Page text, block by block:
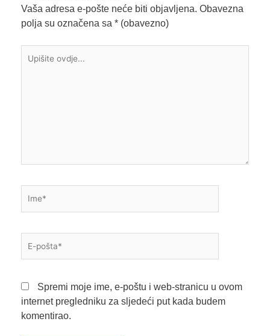
Vaša adresa e-pošte neće biti objavljena. Obavezna
polja su označena sa * (obavezno)
ovdje...
pošta*
Spremi moje ime, e-poštu i web-stranicu u ovom
internet pregledniku za sljedeći put kada budem
komentirao.